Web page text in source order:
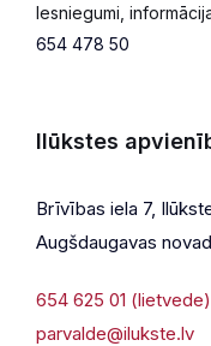
Iesniegumi,
654 478 50
Ilūkstes
Brīvības iela 7,
Augšdaugavas
654 625 01 (lietvede)
parvalde@ilukste.lv